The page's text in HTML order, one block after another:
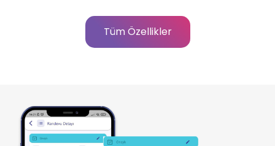
Tüm Özellikler